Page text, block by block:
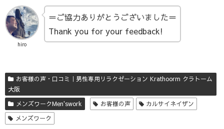
hiro
＝ご協力ありがとうございました＝
Thank you for your feedback!
お客様の声・口コミ｜男性専用リラクゼーション Krathoorm クラトーム
大阪
メンズワークMen'swork
お客様の声
カルサイネイザン
メンズワーク